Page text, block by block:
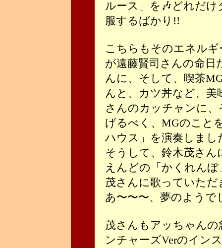
ルース」を🎶どれだ
服するばかり!!
こちらもそのエネル
が遠藤賢司さんの命
んに、そして、喫茶
んと、カツ丼など、
さんのカッチャンに
げるべく、MGのこと
ハウス」を演奏しまし
そうして、鈴木茂さ
えんどの「かくれんぼ
茂さんに歌っていた
あ〜〜〜、夢のようで
茂さんもアッちゃん
ンチャーズVerのイン